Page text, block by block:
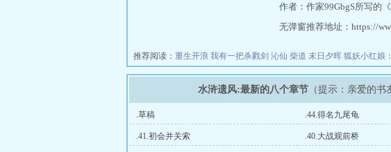
作者：作家99GbgS所写的
无弹窗推荐地址：https://
推荐阅读： 重生开浪 我有一把杀戮剑 沁仙 柴道 末日夕晖 狐妖小红娘
水浒遗风:最新的八个章节 （提示：亲爱的
.草稿 .44.得名九尾龟
.41.初会并关索 .40.大战观前桥